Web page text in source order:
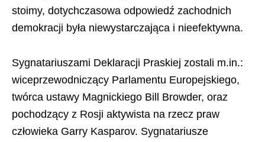
stoimy, dotychczasowa odpowiedź zachodnich
demokracji była niewystarczająca i nieefektywna.
Sygnatariuszami Deklaracji Praskiej zostali m.in.:
wiceprzewodniczący Parlamentu Europejskiego,
twórca ustawy Magnickiego Bill Browder, oraz
pochodzący z Rosji aktywista na rzecz praw
człowieka Garry Kasparov. Sygnatariusze